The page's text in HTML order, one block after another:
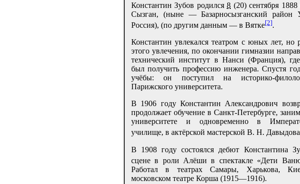
Константин Зубов родился8 (20) сентября
Сызган, (ныне — Базарносызганский район
Россия), (по другим данным — в Вятке[2].
Константин увлекался театром с юных лет, но
этого увлечения, по окончании гимназии
технический институт в Нанси (Франция),
был получить профессию инженера. Спустя
учёбы: он поступил на историко-
Парижского университета.
В 1906 году Константин Александрович
продолжает обучение в Санкт-Петербурге,
университете и одновременно в
училище, в актёрской мастерской В. Н. Давыдова
В 1908 году состоялся дебют Константина
сцене в роли Алёши в спектакле «Дети
Работал в театрах Самары, Харькова,
московском театре Корша (1915—1916).